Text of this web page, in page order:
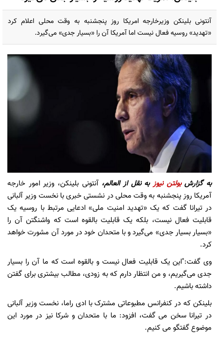
آنتونی بلینکن وزیرخارجه امریکا روز پنجشنبه به وقت محلی اعلام کرد
«تهدید» روسیه فعال نیست اما آمریکا آن را «بسیار جدی» می‌گیرد.
به گزارشبولتن نیوزبه نقل از العالم،آنتونی بلینکن، وزیر امور خارجه
آمریکا روز پنجشنبه به وقت محلی در نشستی خبری با نخست وزیر آلبانی
در تیرانا گفت که یک «تهدید امنیت ملی» ادعایی مرتبط با روسیه یک
قابلیت فعال نیست، بلکه یک قابلیت بالقوه است که واشنگتن آن را
«بسیار بسیار جدی» می‌گیرد و با متحدان خود در مورد آن مشورت خواهد
کرد.
وی گفت:"این یک قابلیت فعال نیست و بالقوه است که ما آن را بسیار
جدی می‌گیریم، و من انتظار دارم که به زودی، مطالب بیشتری برای گفتن
داشته باشیم.
بلینکن که در کنفرانس مطبوعاتی مشترک با ادی راما، نخست وزیر آلبانی
در تیرانا سخن می گفت، افزود: ما با متحدان و شرکا نیز در مورد این
موضوع گفتگو می کنیم.